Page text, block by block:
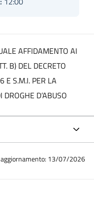
AFFIDAMENTO AI
B) DEL DECRETO
E S.M.I. PER LA
D’ABUSO
13/07/2026